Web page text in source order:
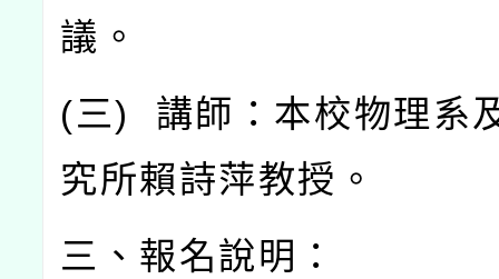
議。
(三) 講師：本校物理系
究所賴詩萍教授。
三、報名說明：